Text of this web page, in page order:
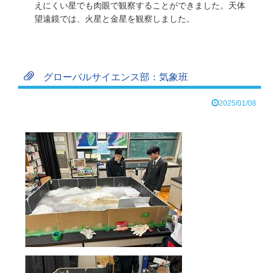
えにくい星でも肉眼で観察することができました。天体
望遠鏡では、火星と金星を観察しました。
グローバルサイエンス部：気象班
2025/01/08